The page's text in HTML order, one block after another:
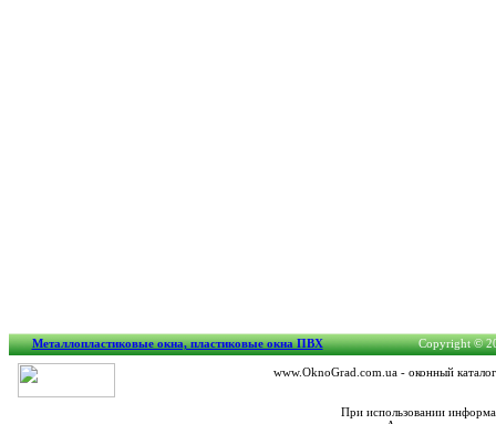
Металлопластиковые окна, пластиковые окна ПВХ Copyright ©
www.OknoGrad.com.ua - оконный
При использовании